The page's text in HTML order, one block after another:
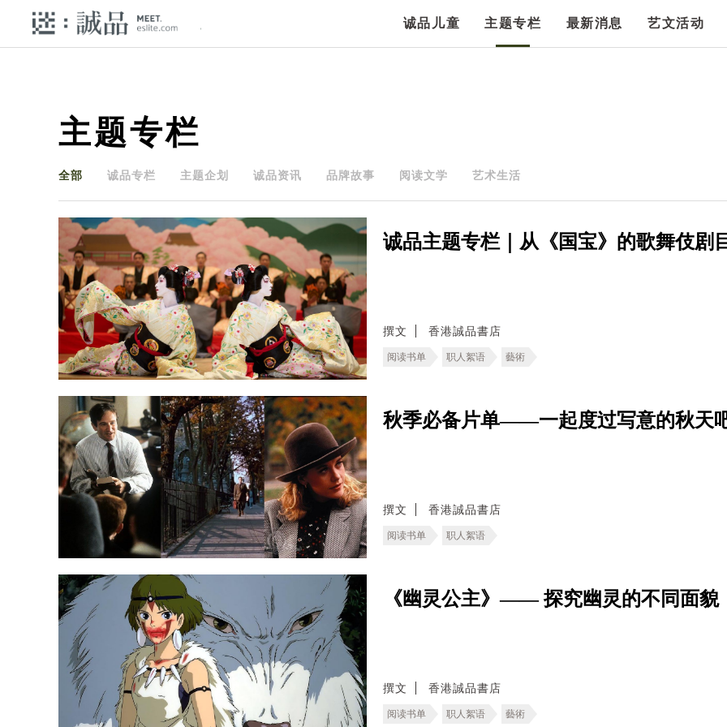
诚品儿童 主题专栏 最新消息 艺文活动
主题专栏
全部 诚品专栏 主题企划 诚品资讯 品牌故事 阅读文学 艺术生活
诚品主题专栏｜从《国宝》的歌舞伎剧
撰文 香港誠品書店
阅读书单 职人絮语 藝術
秋季必备片单——一起度过写意的秋天
撰文 香港誠品書店
阅读书单 职人絮语
《幽灵公主》—— 探究幽灵的不同面貌
撰文 香港誠品書店
阅读书单 职人絮语 藝術